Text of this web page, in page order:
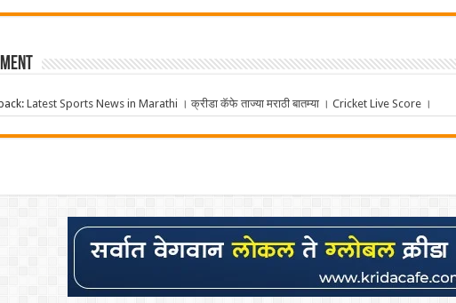
Latest Sports News in Marathi । क्रीडा कॅफे ताज्या मराठी बातम्या । Cricket Live Score ।